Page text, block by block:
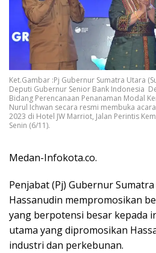
Ket.Gambar :Pj Gubernur Sumatra Utara
Deputi Gubernur Senior Bank Indonesia
Bidang Perencanaan Penanaman Modal
Nurul Ichwan secara resmi membuka
2023 di Hotel JW Marriot, Jalan Perintis
Senin (6/11).
Medan-Infokota.co.
Penjabat (Pj) Gubernur
Hassanudin mempromosikan
yang berpotensi besar kepada
utama yang dipromosikan
industri dan perkebunan.